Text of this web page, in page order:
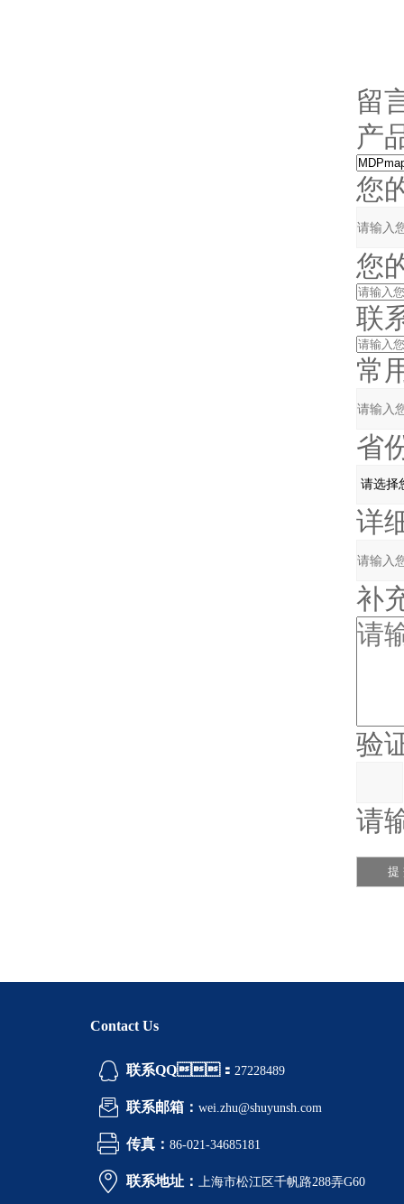
留
产品
您的
您的
联系
常用
省份
详细
补
验证
请
Contact Us
联系QQ： 27228489
联系邮箱： wei.zhu@shuyunsh.com
传真： 86-021-34685181
联系地址： 上海市松江区千帆路288弄G60